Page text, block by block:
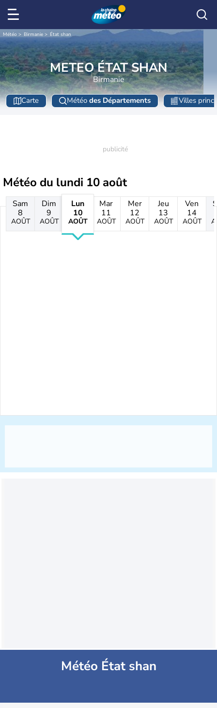
Météo Birmanie État shan
METEO ÉTAT SHAN
Birmanie
Carte Météo des Départements Villes
Météo du lundi 10 août
Sam
8
AOÛT
Dim
9
AOÛT
Lun
10
AOÛT
Mar
11
AOÛT
Mer
12
AOÛT
Jeu
13
AOÛT
Ven
14
AOÛT
Météo État shan